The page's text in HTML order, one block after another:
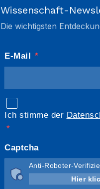
Wissenschaft-
Die wichtigsten